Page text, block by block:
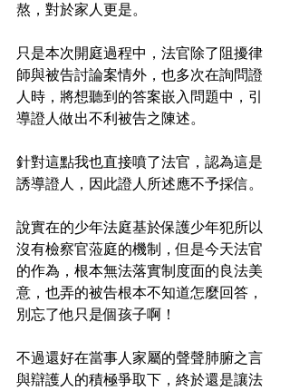
熬，對於家人更是。
只是本次開庭過程中，法官除了阻擾律
師與被告討論案情外，也多次在詢問證
人時，將想聽到的答案嵌入問題中，引
導證人做出不利被告之陳述。
針對這點我也直接噴了法官，認為這是
誘導證人，因此證人所述應不予採信。
說實在的少年法庭基於保護少年犯所以
沒有檢察官蒞庭的機制，但是今天法官
的作為，根本無法落實制度面的良法美
意，也弄的被告根本不知道怎麼回答，
別忘了他只是個孩子啊！
不過還好在當事人家屬的聲聲肺腑之言
與辯護人的積極爭取下，終於還是讓法